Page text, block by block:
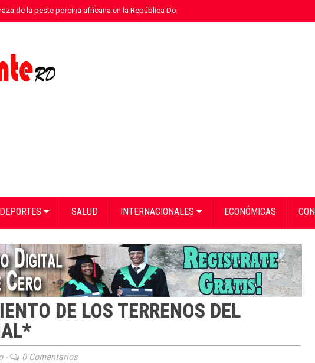
de la peste porcina africana en la República Dominicana
DEPORTES SALUD INTERNACIONALES ECONÓMICAS
DE LOS TERRENOS DEL
- 0 Comentarios